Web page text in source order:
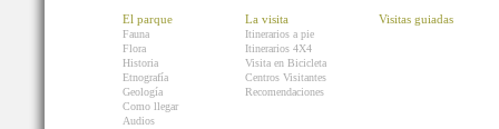
El parque
Fauna
Flora
Historia
Etnografía
Geología
Como llegar
Audios
La visita
Itinerarios a pie
Itinerarios 4X4
Visita en Bicicleta
Centros Visitantes
Recomendaciones
Visitas guiadas